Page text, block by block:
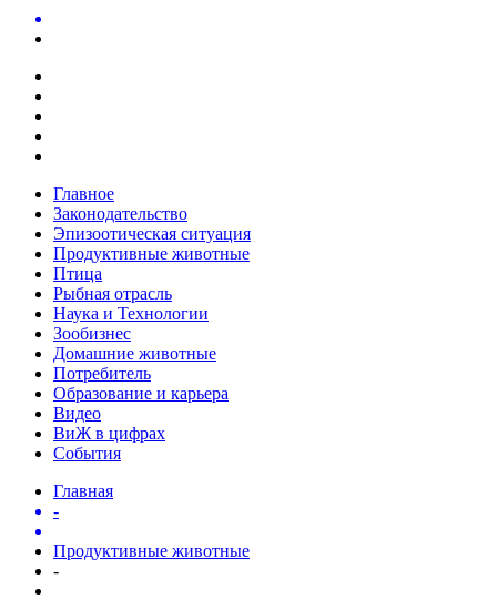
Главное
Законодательство
Эпизоотическая ситуация
Продуктивные животные
Птица
Рыбная отрасль
Наука и Технологии
Зообизнес
Домашние животные
Потребитель
Образование и карьера
Видео
ВиЖ в цифрах
События
Главная
-
Продуктивные животные
-